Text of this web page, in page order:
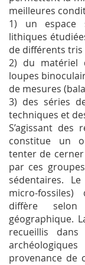
meilleures
1) un espace
lithiques
de différents tris
2) du matériel
loupes
de mesures
3) des séries
techniques et
S’agissant des
constitue un
tenter de
par ces
sédentaires.
micro-
diffère
géographique.
recueillis
provenance de